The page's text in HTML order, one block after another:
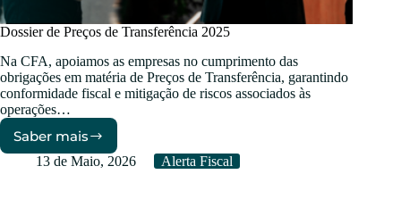
Dossier de Preços de Transferência 2025
Na CFA, apoiamos as empresas no cumprimento das
obrigações em matéria de Preços de Transferência, garantindo
conformidade fiscal e mitigação de riscos associados às
operações…
Saber mais
Dossier
de
13 de Maio, 2026 Alerta Fiscal